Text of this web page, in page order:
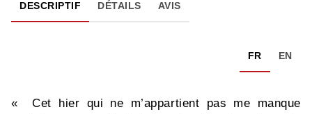
DESCRIPTIF DÉTAILS AVIS
FR EN
« Cet hier qui ne m’appartient pas me manque